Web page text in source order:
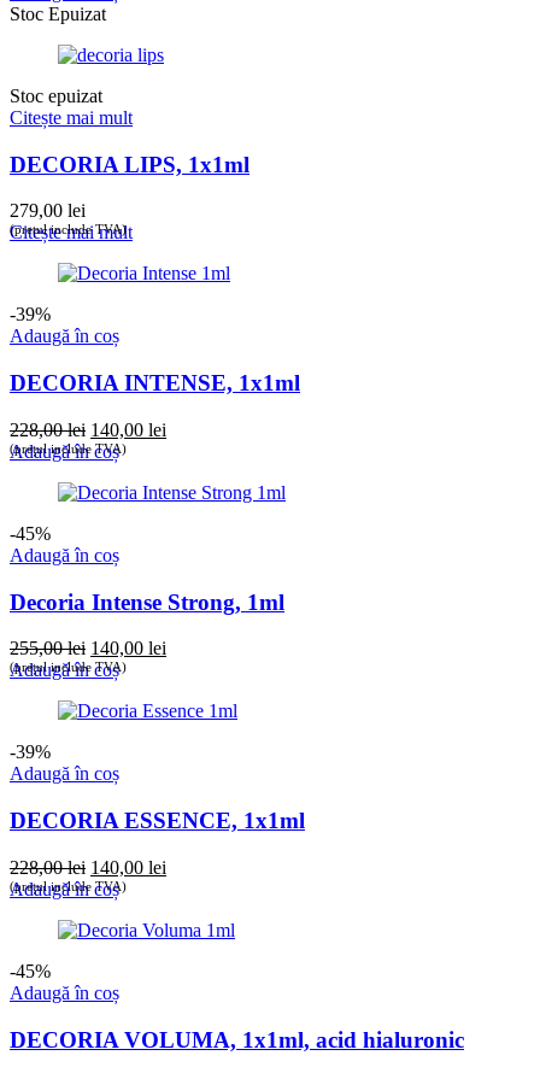
Stoc Epuizat
Stoc epuizat
Citește mai mult
DECORIA LIPS, 1x1ml
279,00 lei
(prețul include TVA)
Citește mai mult
-39%
Adaugă în coș
DECORIA INTENSE, 1x1ml
228,00lei Prețul
inițial
fost:
140,00 lei
140,00 lei.
(prețul include TVA)
Adaugă în coș
-45%
Adaugă în coș
Decoria Intense Strong, 1ml
255,00lei Prețul
inițial
fost:
140,00 lei
140,00 lei.
(prețul include TVA)
Adaugă în coș
-39%
Adaugă în coș
DECORIA ESSENCE, 1x1ml
228,00lei Prețul
inițial
fost:
140,00 lei
140,00 lei.
(prețul include TVA)
Adaugă în coș
-45%
Adaugă în coș
DECORIA VOLUMA, 1x1ml, acid hialuronic